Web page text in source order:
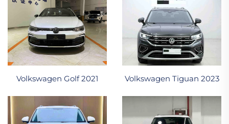
Volkswagen Golf 2021 Volkswagen Tiguan 2023